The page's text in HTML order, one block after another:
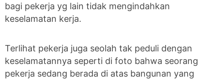
bagi pekerja yg lain tidak mengindahkan
keselamatan kerja.
Terlihat pekerja juga seolah tak peduli dengan
keselamatannya seperti di foto bahwa seorang
pekerja sedang berada di atas bangunan yang